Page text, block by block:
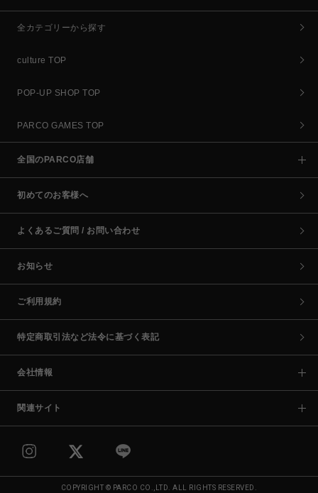
全カテゴリーから探す
culture TOP
POP-UP SHOP TOP
PARCO GAMES TOP
全国のPARCO店舗
初めてのお客様へ
よくあるご質問 / お問い合わせ
お知らせ
ご利用規約
特定商取引法など法令に基づく表記
会社情報
関連サイト
COPYRIGHT © PARCO CO.,LTD. ALL RIGHTS RESERVED.